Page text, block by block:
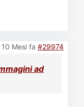
Mesi fa #29974
ad